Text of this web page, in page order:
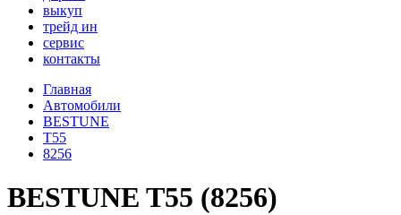
выкуп
трейд ин
сервис
контакты
Главная
Автомобили
BESTUNE
T55
8256
BESTUNE T55 (8256)